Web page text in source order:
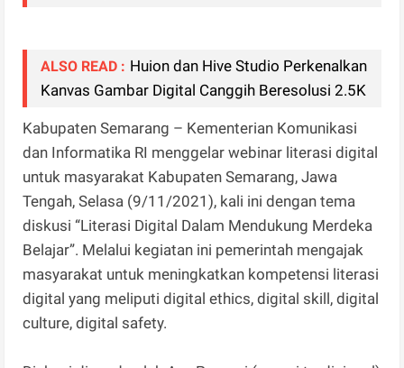
ALSO READ : Huion dan Hive Studio Perkenalkan
Kanvas Gambar Digital Canggih Beresolusi 2.5K
Kabupaten Semarang – Kementerian Komunikasi
dan Informatika RI menggelar webinar literasi digital
untuk masyarakat Kabupaten Semarang, Jawa
Tengah, Selasa (9/11/2021), kali ini dengan tema
diskusi “Literasi Digital Dalam Mendukung Merdeka
Belajar”. Melalui kegiatan ini pemerintah mengajak
masyarakat untuk meningkatkan kompetensi literasi
digital yang meliputi digital ethics, digital skill, digital
culture, digital safety.